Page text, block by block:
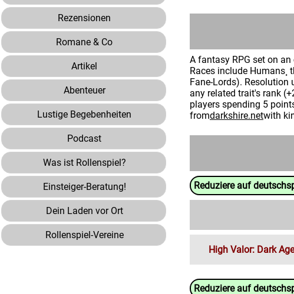
Rezensionen
Romane & Co
Artikel
Abenteuer
Lustige Begebenheiten
Podcast
Was ist Rollenspiel?
Einsteiger-Beratung!
Dein Laden vor Ort
Rollenspiel-Vereine
A fantasy RPG set on
Races include Humans¸
Fane-Lords). Resolution
any related trait's rank
players spending 5
fromdarkshire.netwith
Reduziere auf
High Valor: Dark
Reduziere auf